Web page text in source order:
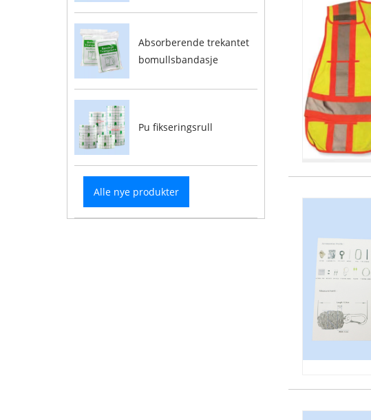
Absorberende trekantet
bomullsbandasje
Pu fikseringsrull
Alle nye produkter